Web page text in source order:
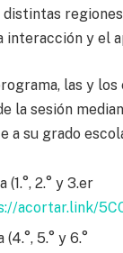
interacción y el
las y
la sesión
a su grado
(1.°, 2.° y 3.er
acortar.link/
5.° y 6.°